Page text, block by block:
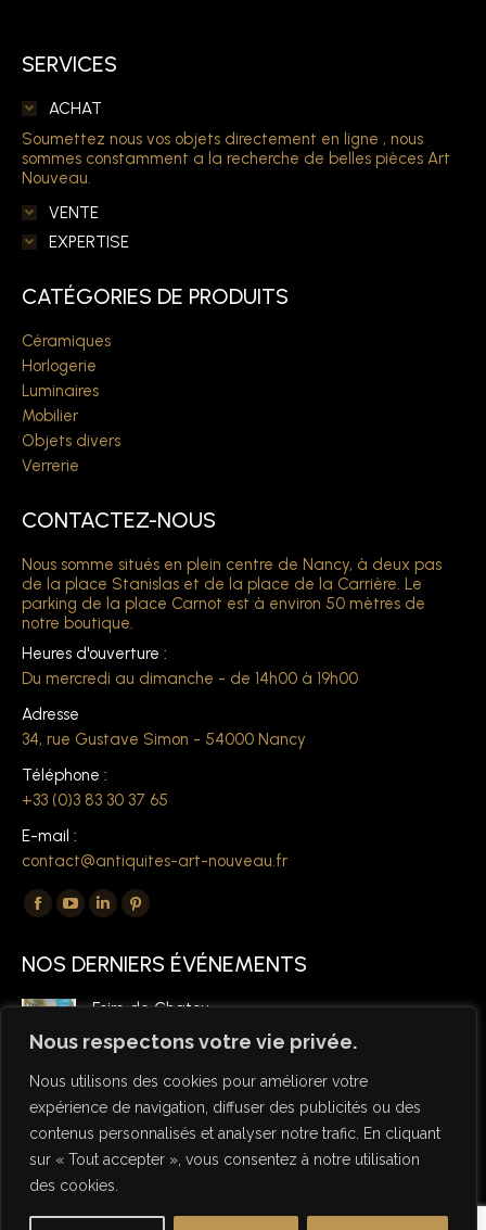
Nous respectons votre vie privée.
Nous utilisons des cookies pour améliorer votre
expérience de navigation, diffuser des publicités ou des
contenus personnalisés et analyser notre trafic. En cliquant
sur « Tout accepter », vous consentez à notre utilisation
des cookies.
SERVICES
ACHAT
Soumettez nous vos objets directement en ligne , nous
sommes constamment a la recherche de belles pièces Art
Nouveau.
VENTE
EXPERTISE
CATÉGORIES DE PRODUITS
Céramiques
Horlogerie
Luminaires
Mobilier
Objets divers
Verrerie
CONTACTEZ-NOUS
Nous somme situés en plein centre de Nancy, à deux pas
de la place Stanislas et de la place de la Carrière. Le
parking de la place Carnot est à environ 50 mètres de
notre boutique.
Heures d'ouverture :
Du mercredi au dimanche - de 14h00 à 19h00
Adresse
34, rue Gustave Simon - 54000 Nancy
Téléphone :
+33 (0)3 83 30 37 65
E-mail :
contact@antiquites-art-nouveau.fr
Trouvez nous sur :
La
Facebook
s'ouvre
nouvelle
fenêtre
La
YouTube
s'ouvre
nouvelle
fenêtre
La
LinkedIn
s'ouvre
une
nouvelle
fenêtre
La
Pinterest
s'ouvre
nouvelle
fenêtre
NOS DERNIERS ÉVÉNEMENTS
Foire de Chatou
6 mars 2026